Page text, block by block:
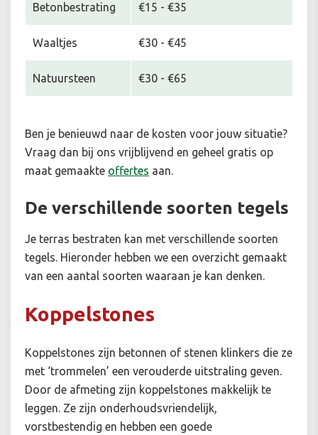
Betonbestrating €15 - €35
Waaltjes €30 - €45
Natuursteen €30 - €65
Ben je benieuwd naar de kosten voor jouw situatie?
Vraag dan bij ons vrijblijvend en geheel gratis op
maat gemaakte offertes aan.
De verschillende soorten tegels
Je terras bestraten kan met verschillende soorten
tegels. Hieronder hebben we een overzicht gemaakt
van een aantal soorten waaraan je kan denken.
Koppelstones
Koppelstones zijn betonnen of stenen klinkers die ze
met ‘trommelen’ een verouderde uitstraling geven.
Door de afmeting zijn koppelstones makkelijk te
leggen. Ze zijn onderhoudsvriendelijk,
vorstbestendig en hebben een goede